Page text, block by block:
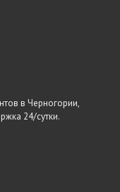
в Черногории,
24/сутки.